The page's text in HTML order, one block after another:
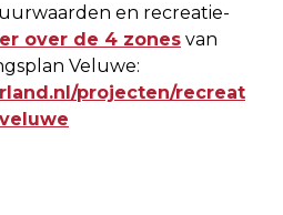
en recreatie-
over de 4 zones van
Veluwe:
projecten/recreat